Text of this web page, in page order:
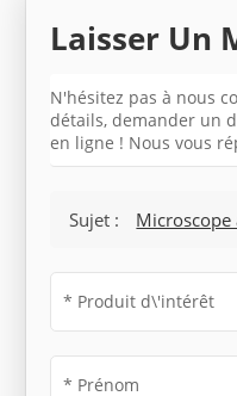
Laisser Un
N'hésitez pas à nous
détails, demander un
en ligne ! Nous vous
Sujet : Microscope